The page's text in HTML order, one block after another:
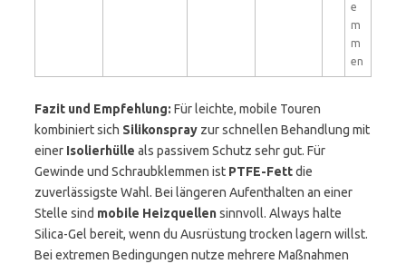
e
m
m
en
Fazit und Empfehlung: Für leichte, mobile Touren
kombiniert sich Silikonspray zur schnellen Behandlung mit
einer Isolierhülle als passivem Schutz sehr gut. Für
Gewinde und Schraubklemmen ist PTFE-Fettdie
zuverlässigste Wahl. Bei längeren Aufenthalten an einer
Stelle sind mobile Heizquellensinnvoll. Always halte
Silica-Gel bereit, wenn du Ausrüstung trocken lagern willst.
Bei extremen Bedingungen nutze mehrere Maßnahmen